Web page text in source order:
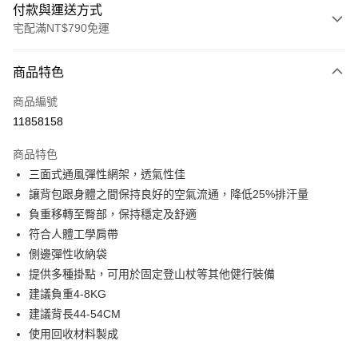
付款與運送方式
宅配滿NT$790免運
信用卡一次付款
信用卡分期付款
合作金庫商業銀行
華南商業銀行
上海商業儲蓄銀行
台北富邦商業銀行
國泰世華商業銀行
兆豐國際商業銀行
臺灣中小企業銀行
匯豐（台灣）商業銀行
聯邦商業銀行
元大商業銀行
永豐商業銀行
玉山商業銀行
台新國際商業銀行
台灣樂天信用卡公司
6 期 0 利率 每期
華南商業銀行
彰化商業銀行
上海商業儲蓄銀行
台北富邦商業銀行
國泰世華商業銀行
臺灣中小企業銀行
匯豐（台灣）商業銀行
華泰商業銀行
聯邦商業銀行
元大商業銀行
玉山商業銀行
台新國際商業銀行
LINE Pay
Apple Pay
悠遊付
Google Pay
全盈+PAY
大哥付你分期
商品特色
商品編號
11858158
商品特色
三面式通風彈性網架，透氣性佳
讓背包跟身體之間保持良好的空氣流通，降低25%排汗量
負重移轉至臀部，保持穩定及舒適
符合人體工學肩帶
側邊彈性收納袋
提供多種掛點，可用於固定登山杖等其他健行裝備
建議負重4-8KG
建議背長44-54CM
使用回收材料製成